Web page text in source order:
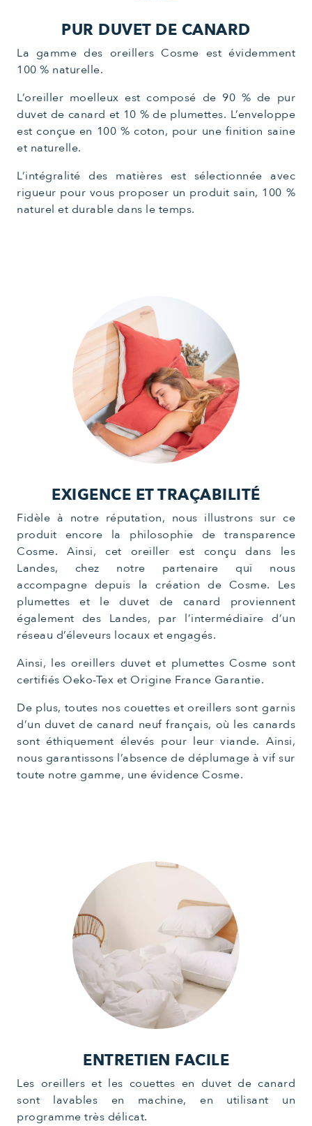
PUR DUVET DE CANARD
La gamme des oreillers Cosme est évidemment
100 % naturelle.
L’oreiller moelleux est composé de 90 % de pur
duvet de canard et 10 % de plumettes. L’enveloppe
est conçue en 100 % coton, pour une finition saine
et naturelle.
L’intégralité des matières est sélectionnée avec
rigueur pour vous proposer un produit sain, 100 %
naturel et durable dans le temps.
EXIGENCE ET TRAÇABILITÉ
Fidèle à notre réputation, nous illustrons sur ce
produit encore la philosophie de transparence
Cosme. Ainsi, cet oreiller est conçu dans les
Landes, chez notre partenaire qui nous
accompagne depuis la création de Cosme. Les
plumettes et le duvet de canard proviennent
également des Landes, par l’intermédiaire d’un
réseau d’éleveurs locaux et engagés.
Ainsi, les oreillers duvet et plumettes Cosme sont
certifiés Oeko-Tex et Origine France Garantie.
De plus, toutes nos couettes et oreillers sont garnis
d’un duvet de canard neuf français, où les canards
sont éthiquement élevés pour leur viande. Ainsi,
nous garantissons l’absence de déplumage à vif sur
toute notre gamme, une évidence Cosme.
ENTRETIEN FACILE
Les oreillers et les couettes en duvet de canard
sont lavables en machine, en utilisant un
programme très délicat.